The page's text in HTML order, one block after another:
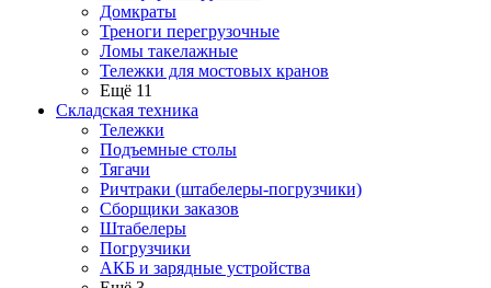
Домкраты
Треноги перегрузочные
Ломы такелажные
Тележки для мостовых кранов
Ещё 11
Складская техника
Тележки
Подъемные столы
Тягачи
Ричтраки (штабелеры-погрузчики)
Сборщики заказов
Штабелеры
Погрузчики
АКБ и зарядные устройства